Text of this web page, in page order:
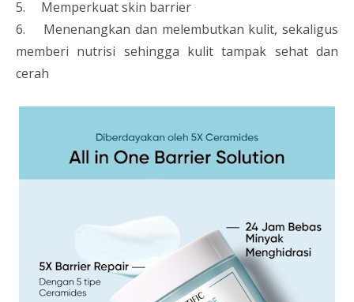
5.
Memperkuat skin barrier
6. Menenangkan dan melembutkan kulit, sekaligus
memberi nutrisi sehingga kulit tampak sehat dan
cerah